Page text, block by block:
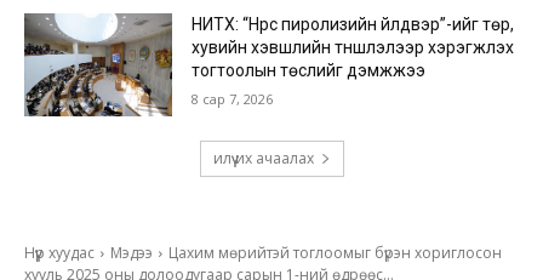
НИТХ: “Нүүрс пиролизийн үйлдвэр”-ийг төр,
хувийн хэвшлийн түншлэлээр хэрэгжүүлэх
тогтоолын төслийг дэмжжээ
8 сар 7, 2026
илүү их ачаалах